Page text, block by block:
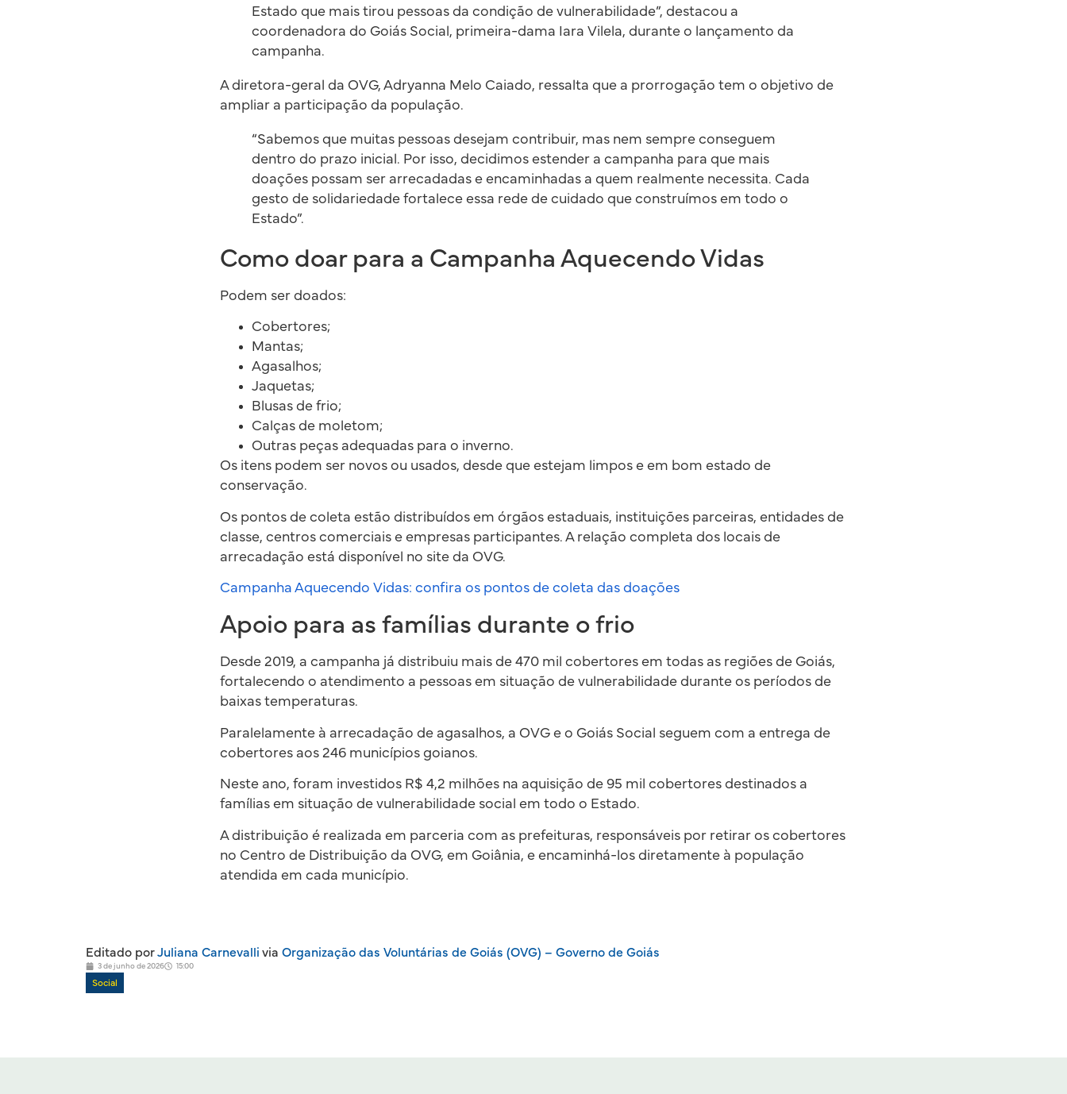
Estado que mais tirou pessoas da condição de vulnerabilidade”, destacou a
coordenadora do Goiás Social, primeira-dama Iara Vilela, durante o lançamento da
campanha.
A diretora-geral da OVG, Adryanna Melo Caiado, ressalta que a prorrogação tem o objetivo de
ampliar a participação da população.
“Sabemos que muitas pessoas desejam contribuir, mas nem sempre conseguem
dentro do prazo inicial. Por isso, decidimos estender a campanha para que mais
doações possam ser arrecadadas e encaminhadas a quem realmente necessita. Cada
gesto de solidariedade fortalece essa rede de cuidado que construímos em todo o
Estado”.
Como doar para a Campanha Aquecendo Vidas
Podem ser doados:
Cobertores;
Mantas;
Agasalhos;
Jaquetas;
Blusas de frio;
Calças de moletom;
Outras peças adequadas para o inverno.
Os itens podem ser novos ou usados, desde que estejam limpos e em bom estado de
conservação.
Os pontos de coleta estão distribuídos em órgãos estaduais, instituições parceiras, entidades de
classe, centros comerciais e empresas participantes. A relação completa dos locais de
arrecadação está disponível no site da OVG.
Campanha Aquecendo Vidas: confira os pontos de coleta das doações
Apoio para as famílias durante o frio
Desde 2019, a campanha já distribuiu mais de 470 mil cobertores em todas as regiões de Goiás,
fortalecendo o atendimento a pessoas em situação de vulnerabilidade durante os períodos de
baixas temperaturas.
Paralelamente à arrecadação de agasalhos, a OVG e o Goiás Social seguem com a entrega de
cobertores aos 246 municípios goianos.
Neste ano, foram investidos R$ 4,2 milhões na aquisição de 95 mil cobertores destinados a
famílias em situação de vulnerabilidade social em todo o Estado.
A distribuição é realizada em parceria com as prefeituras, responsáveis por retirar os cobertores
no Centro de Distribuição da OVG, em Goiânia, e encaminhá-los diretamente à população
atendida em cada município.
Editado porJuliana Carnevalli via Organização das Voluntárias de Goiás (OVG) – Governo de Goiás
3 de junho de 2026 15:00
Social